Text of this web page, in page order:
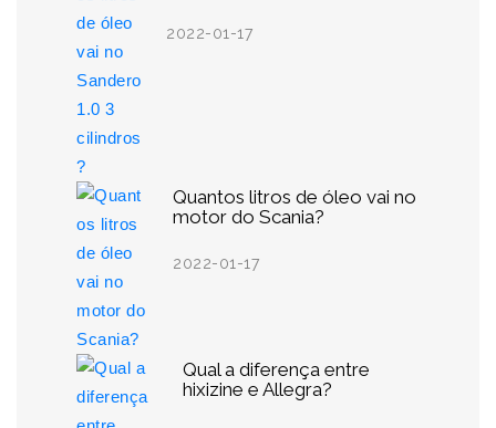
2022-01-17
Quantos litros de óleo vai no
motor do Scania?
2022-01-17
Qual a diferença entre
hixizine e Allegra?